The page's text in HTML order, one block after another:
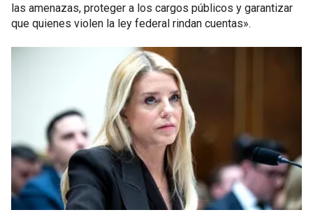
las amenazas, proteger a los cargos públicos y garantizar
que quienes violen la ley federal rindan cuentas».